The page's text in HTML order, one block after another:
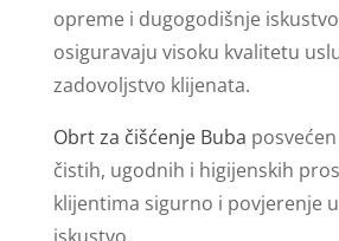
opreme i dugogodišnje
osiguravaju visoku kvalitetu
zadovoljstvo klijenata.
Obrt za čišćenje Buba
čistih, ugodnih i higijenskih
klijentima sigurno i povjerenje